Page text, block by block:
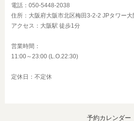
電話：050-5448-2038
住所：大阪府大阪市北区梅田3-2-2 JPタワー大
アクセス：大阪駅 徒歩1分
営業時間：
11:00～23:00 (L.O.22:30)
定休日：不定休
予約カレンダー